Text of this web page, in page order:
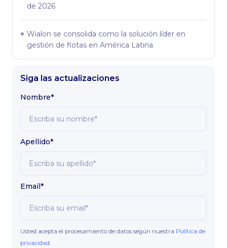
de 2026
Wialon se consolida como la solución líder en
gestión de flotas en América Latina
Siga las actualizaciones
Nombre*
Apellido*
Email*
Usted acepta el procesamiento de datos según nuestra Política de
privacidad